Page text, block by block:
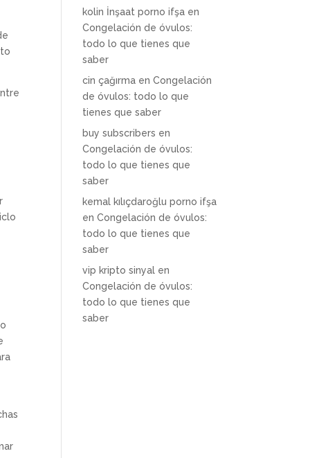
kolin İnşaat porno ifşa en
Congelación de óvulos:
todo lo que tienes que
saber
cin çağırma enCongelación
de óvulos: todo lo que
tienes que saber
buy subscribers en
Congelación de óvulos:
todo lo que tienes que
saber
kemal kılıçdaroğlu porno ifşa
enCongelación de óvulos:
todo lo que tienes que
saber
vip kripto sinyal en
Congelación de óvulos:
todo lo que tienes que
saber